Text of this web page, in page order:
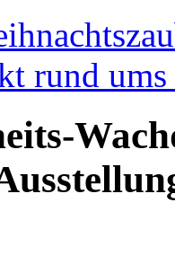
rund